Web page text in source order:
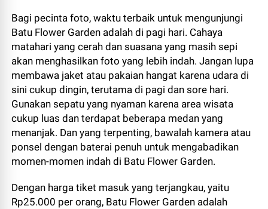
Bagi pecinta foto, waktu terbaik untuk mengunjungi
Batu Flower Garden adalah di pagi hari. Cahaya
matahari yang cerah dan suasana yang masih sepi
akan menghasilkan foto yang lebih indah. Jangan lupa
membawa jaket atau pakaian hangat karena udara di
sini cukup dingin, terutama di pagi dan sore hari.
Gunakan sepatu yang nyaman karena area wisata
cukup luas dan terdapat beberapa medan yang
menanjak. Dan yang terpenting, bawalah kamera atau
ponsel dengan baterai penuh untuk mengabadikan
momen-momen indah di Batu Flower Garden.
Dengan harga tiket masuk yang terjangkau, yaitu
Rp25.000 per orang, Batu Flower Garden adalah